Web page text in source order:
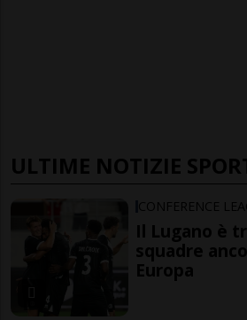
ULTIME NOTIZIE
CONFERENCE
Il Lugano è
squadre
Europa